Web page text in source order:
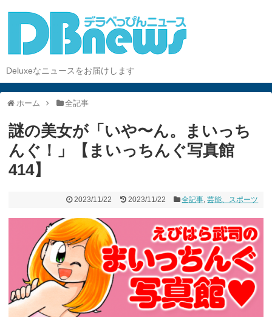
Deluxeなニュースをお届けします
ホーム 全記事
謎の美女が「いや〜ん。まいっち
んぐ！」【まいっちんぐ写真館
414】
2023/11/22 2023/11/22 全記事,芸能、スポーツ